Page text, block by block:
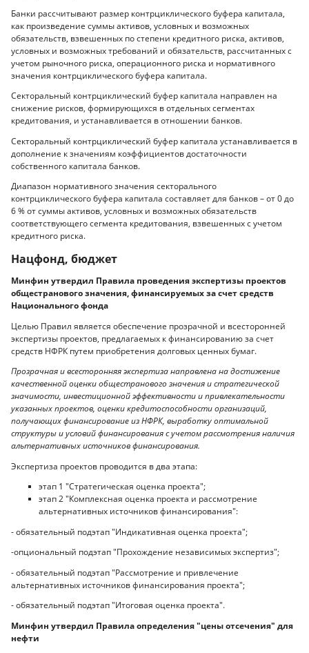
Банки рассчитывают размер контрциклического буфера капитала,
как произведение суммы активов, условных и возможных
обязательств, взвешенных по степени кредитного риска, активов,
условных и возможных требований и обязательств, рассчитанных с
учетом рыночного риска, операционного риска и нормативного
значения контрциклического буфера капитала.
Секторальный контрциклический буфер капитала направлен на
снижение рисков, формирующихся в отдельных сегментах
кредитования, и устанавливается в отношении банков.
Секторальный контрциклический буфер капитала устанавливается в
дополнение к значениям коэффициентов достаточности
собственного капитала банков.
Диапазон нормативного значения секторального
контрциклического буфера капитала составляет для банков – от 0 до
6 % от суммы активов, условных и возможных обязательств
соответствующего сегмента кредитования, взвешенных с учетом
кредитного риска.
Нацфонд, бюджет
Минфин утвердил Правила проведения экспертизы проектов
общестранового значения, финансируемых за счет средств
Национального фонда
Целью Правил является обеспечение прозрачной и всесторонней
экспертизы проектов, предлагаемых к финансированию за счет
средств НФРК путем приобретения долговых ценных бумаг.
Прозрачная и всесторонняя экспертиза направлена на достижение
качественной оценки общестранового значения и стратегической
значимости, инвестиционной эффективности и привлекательности
указанных проектов, оценки кредитоспособности организаций,
получающих финансирование из НФРК, выработку оптимальной
структуры и условий финансирования с учетом рассмотрения наличия
альтернативных источников финансирования.
Экспертиза проектов проводится в два этапа:
этап 1 "Стратегическая оценка проекта";
этап 2 "Комплексная оценка проекта и рассмотрение
альтернативных источников финансирования":
- обязательный подэтап "Индикативная оценка проекта";
-опциональный подэтап "Прохождение независимых экспертиз";
- обязательный подэтап "Рассмотрение и привлечение
альтернативных источников финансирования проекта";
- обязательный подэтап "Итоговая оценка проекта".
Минфин утвердил Правила определения "цены отсечения" для
нефти